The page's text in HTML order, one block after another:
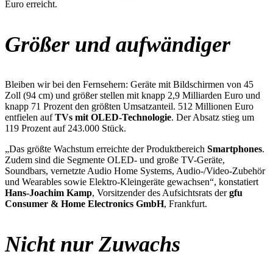
Euro erreicht.
Größer und aufwändiger
Bleiben wir bei den Fernsehern: Geräte mit Bildschirmen von 45
Zoll (94 cm) und größer stellen mit knapp 2,9 Milliarden Euro und
knapp 71 Prozent den größten Umsatzanteil. 512 Millionen Euro
entfielen aufTVs mit OLED-Technologie. Der Absatz stieg um
119 Prozent auf 243.000 Stück.
„Das größte Wachstum erreichte der Produktbereich Smartphones.
Zudem sind die Segmente OLED- und große TV-Geräte,
Soundbars, vernetzte Audio Home Systems, Audio-/Video-Zubehör
und Wearables sowie Elektro-Kleingeräte gewachsen“, konstatiert
Hans-Joachim Kamp, Vorsitzender des Aufsichtsrats dergfu
Consumer & Home Electronics GmbH, Frankfurt.
Nicht nur Zuwachs